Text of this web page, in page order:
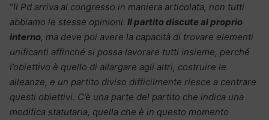
“Il Pd arriva al congresso in maniera articolata, non tutti
abbiamo le stesse opinioni. Il partito discute al proprio
interno, ma deve poi avere la capacità di trovare elementi
unificanti affinché si possa lavorare tutti insieme, perché
l’obiettivo è quello di allargare agli altri, costruire le
alleanze, e un partito diviso difficilmente riesce a centrare
questi obiettivi. C’è una parte del partito che indica una
modifica statutaria, quella che è in questo momento